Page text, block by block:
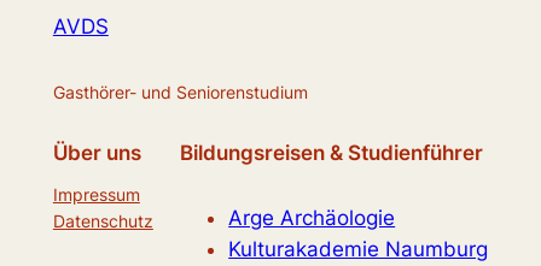
AVDS
Gasthörer- und Seniorenstudium
Über uns
Impressum
Datenschutz
Bildungsreisen & Studienführer
Arge Archäologie
Kulturakademie Naumburg